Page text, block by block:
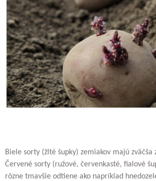
Biele sorty (žlté šupky) zemiakov majú zväčša
Červené sorty (ružové, červenkasté, fialové
rôzne tmavšie odtiene ako napríklad